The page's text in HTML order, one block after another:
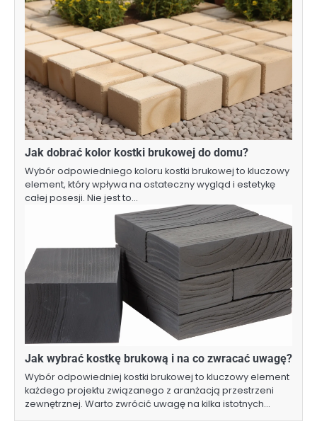
Jak dobrać kolor kostki brukowej do domu?
Wybór odpowiedniego koloru kostki brukowej to kluczowy
element, który wpływa na ostateczny wygląd i estetykę
całej posesji. Nie jest to…
Jak wybrać kostkę brukową i na co zwracać uwagę?
Wybór odpowiedniej kostki brukowej to kluczowy element
każdego projektu związanego z aranżacją przestrzeni
zewnętrznej. Warto zwrócić uwagę na kilka istotnych…